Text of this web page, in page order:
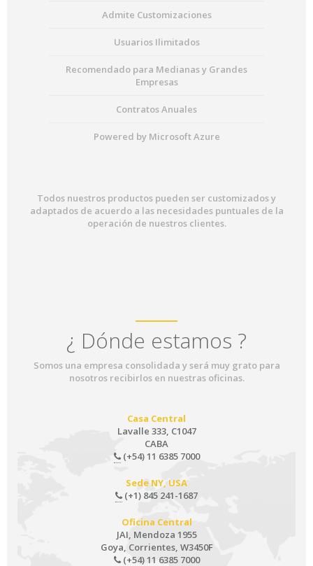
Admite Customizaciones
Usuarios Ilimitados
Recomendado para Medianas y Grandes
Empresas
Contratos Anuales
Powered by Microsoft Azure
Todos nuestros productos pueden ser customizados y
adaptados de acuerdo a las necesidades puntuales de la
operación de nuestros clientes.
¿ Dónde estamos ?
Somos una empresa consolidada y será muy grato para
nosotros recibirlos en nuestras oficinas.
Casa Central
Lavalle 333, C1047
CABA
(+54) 11 6385 7000
Sede NY, USA
(+1) 845 241-1687
Oficina Central
JAI, Mendoza 1955
Goya, Corrientes, W3450F
(+54) 11 6385 7000